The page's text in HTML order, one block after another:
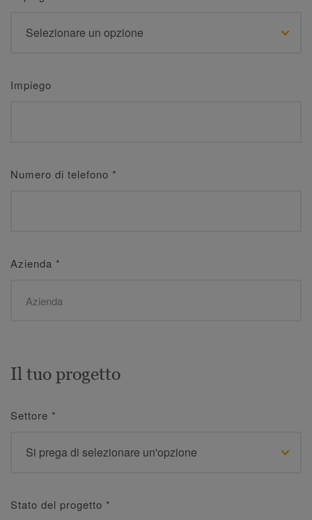
Impiego
Numero di telefono *
Azienda *
Il tuo progetto
Settore *
Stato del progetto *